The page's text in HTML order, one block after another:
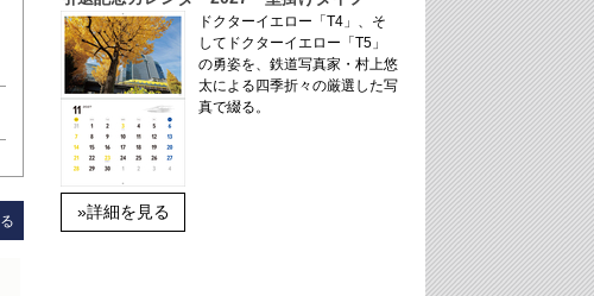
»詳細を見る
ドクターイエロー「T4」、そ
してドクターイエロー「T5」
の勇姿を、鉄道写真家・村上悠
太による四季折々の厳選した写
真で綴る。